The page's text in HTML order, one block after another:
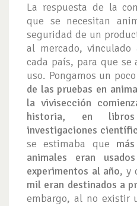
La respuesta de la
que se necesitan
seguridad de un
al mercado,
cada país, para que se
uso. Pongamos un
de las pruebas en
la vivisección
historia, en
investigaciones
se estimaba que
animales eran
experimentos al año, y
mil eran destinados a
embargo, al no existir